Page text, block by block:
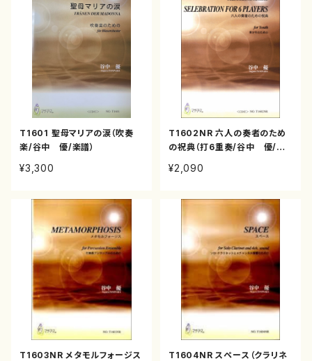
T1601 聖母マリアの涙（吹奏
楽/谷中 優/楽譜）
¥3,300
T1602NR 六人の奏者のため
の祝典（打6重奏/谷中 優/楽
¥2,090
T1603NR メタモルフォージス
T1604NR スペース（クラリネ